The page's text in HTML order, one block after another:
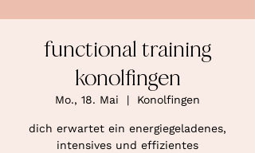
functional training
konolfingen
Mo., 18. Mai
  |
Konolfingen
dich erwartet ein energiegeladenes,
intensives und effizientes